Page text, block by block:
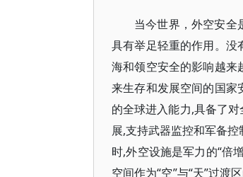
当今世界，外空安全
具有举足轻重的作用。没
海和领空安全的影响越来
来生存和发展空间的国家
的全球进入能力,具备了
展,支持武器监控和军备
时,外空设施是军力的“倍
空间作为“空”与“天”过渡